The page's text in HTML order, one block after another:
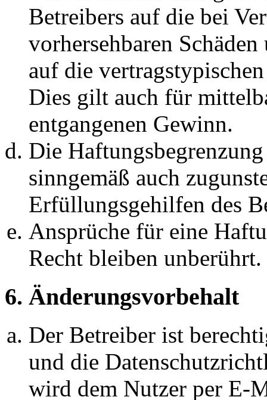
Betreibers auf die bei
vorhersehbaren
auf die
Dies gilt auch für
entgangenen Gewinn.
Die
sinngemäß auch
Erfüllungsgehilfen des
Ansprüche für eine
Recht bleiben unberührt.
6. Änderungsvorbehalt
Der Betreiber ist
und die
wird dem Nutzer per E-